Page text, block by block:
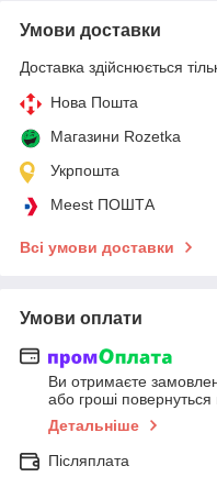
Умови доставки
Доставка здійснюється
Нова Пошта
Магазини Rozetka
Укрпошта
Meest ПОШТА
Всі умови доставки
Умови оплати
Ви отримаєте
або гроші
Детальніше
Післяплата